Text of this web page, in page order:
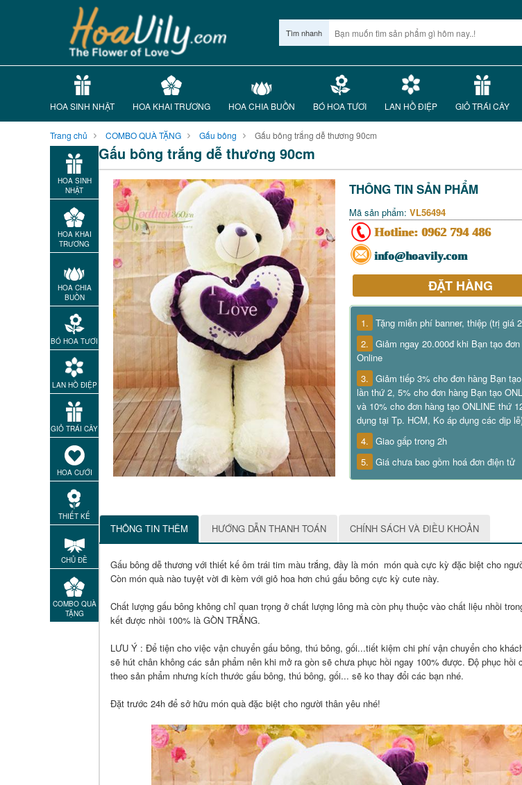
Tìm nhanh
HOA SINH NHẬT HOA KHAI TRƯƠNG HOA CHIA BUỒN BÓ HOA TƯƠI LAN HỒ ĐIỆP GIỎ TRÁI CÂY
Trang chủ COMBO QUÀ TẶNG Gấu bông Gấu bông trắng dễ thương 90cm
HOA SINH
NHẬT
HOA KHAI
TRƯƠNG
HOA CHIA
BUỒN
BÓ HOA TƯƠI
LAN HỒ ĐIỆP
GIỎ TRÁI CÂY
HOA CƯỚI
THIẾT KẾ
CHỦ ĐỀ
COMBO QUÀ
TẶNG
Gấu bông trắng dễ thương 90cm
THÔNG TIN SẢN PHẨM
Mã sản phẩm: VL56494
Hotline: 0962 794 486
info@hoavily.com
ĐẶT HÀNG
1. Tặng miễn phí banner, thiệp (trị giá
2. Giảm ngay 20.000đ khi Bạn tạo
Online
3. Giảm tiếp 3% cho đơn hàng Bạn
lần thứ 2, 5% cho đơn hàng Bạn tạo
và 10% cho đơn hàng tạo ONLINE thứ
dụng tại Tp. HCM, Ko áp dụng các dịp
4. Giao gấp trong 2h
5. Giá chưa bao gồm hoá đơn điện tử
THÔNG TIN THÊM HƯỚNG DẪN THANH TOÁN CHÍNH SÁCH VÀ ĐIỀU KHOẢN
Gấu bông dễ thương với thiết kế ôm trái tim màu trắng, đầy là món món quà cực kỳ đặc biệt cho
Còn món quà nào tuyệt vời đi kèm với giỏ hoa hơn chú gấu bông cực kỳ cute này.
Chất lượng gấu bông không chỉ quan trọng ở chất lượng lông mà còn phụ thuộc vào chất liệu nhồi
kết được nhồi 100% là ‪GÒN TRẮNG.
LƯU Ý : Để tiện cho việc vận chuyển gấu bông, thú bông, gối...tiết kiệm chi phí vận chuyển cho
sẽ hút chân không các sản phẩm nên khi mở ra gòn sẽ chưa phục hồi ngay 100% được. Độ phục hồi
theo sản phẩm nhưng kích thước gấu bông, thú bông, gối... sẽ ko thay đổi các bạn nhé.
Đặt trước 24h để sở hữu món quà đặc biệt cho người thân yêu nhé!